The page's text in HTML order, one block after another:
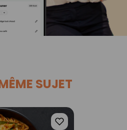
SUJET